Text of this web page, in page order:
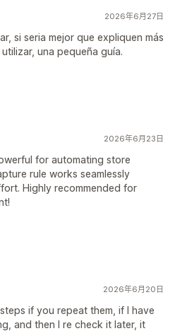
2026年6月27日
si seria mejor que expliquen más
una pequeña guía.
2026年6月23日
for automating store
rule works seamlessly
Highly recommended for
2026年6月20日
if you repeat them, if I have
and then I re check it later, it